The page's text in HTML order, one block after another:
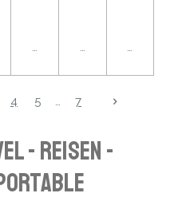
au panier
Ajouter au panier
Ajouter au panier
Ajouter au
4 5 7
- Reisen -